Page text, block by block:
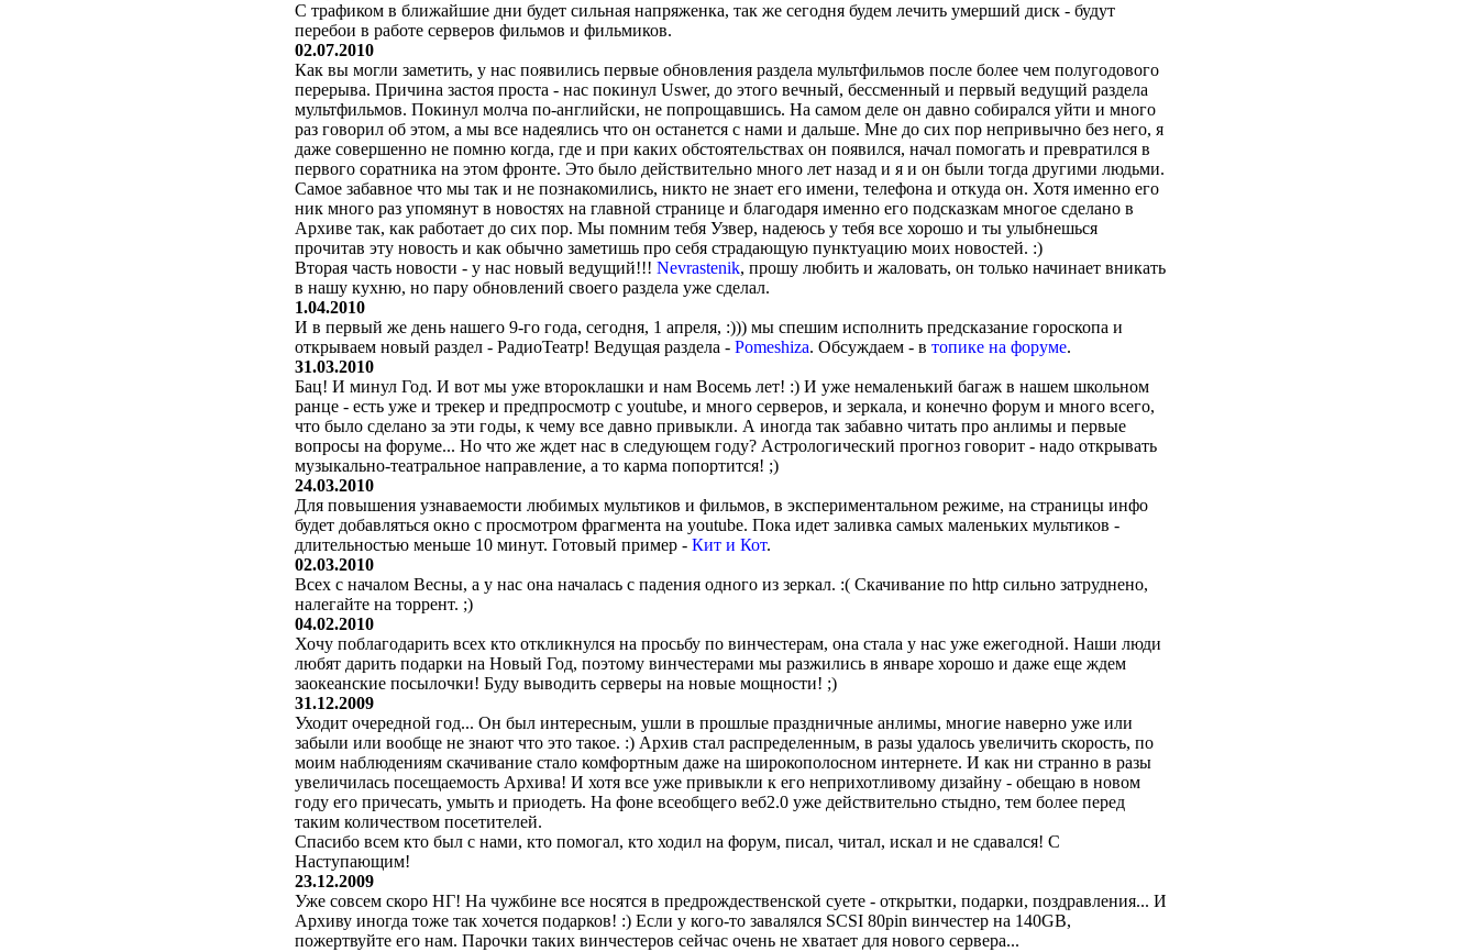
С трафиком в ближайшие дни будет сильная напряженка, так же сегодня будем лечить умерший диск - будут
перебои в работе серверов фильмов и фильмиков.
02.07.2010
Как вы могли заметить, у нас появились первые обновления раздела мультфильмов после более чем полугодового
перерыва. Причина застоя проста - нас покинул Uswer, до этого вечный, бессменный и первый ведущий раздела
мультфильмов. Покинул молча по-английски, не попрощавшись. На самом деле он давно собирался уйти и много
раз говорил об этом, а мы все надеялись что он останется с нами и дальше. Мне до сих пор непривычно без него, я
даже совершенно не помню когда, где и при каких обстоятельствах он появился, начал помогать и превратился в
первого соратника на этом фронте. Это было действительно много лет назад и я и он были тогда другими людьми.
Самое забавное что мы так и не познакомились, никто не знает его имени, телефона и откуда он. Хотя именно его
ник много раз упомянут в новостях на главной странице и благодаря именно его подсказкам многое сделано в
Архиве так, как работает до сих пор. Мы помним тебя Узвер, надеюсь у тебя все хорошо и ты улыбнешься
прочитав эту новость и как обычно заметишь про себя страдающую пунктуацию моих новостей. :)
Вторая часть новости - у нас новый ведущий!!! Nevrastenik, прошу любить и жаловать, он только начинает вникать
в нашу кухню, но пару обновлений своего раздела уже сделал.
1.04.2010
И в первый же день нашего 9-го года, сегодня, 1 апреля, :))) мы спешим исполнить предсказание гороскопа и
открываем новый раздел - РадиоТеатр! Ведущая раздела - Pomeshiza. Обсуждаем - в топике на форуме.
31.03.2010
Бац! И минул Год. И вот мы уже второклашки и нам Восемь лет! :) И уже немаленький багаж в нашем школьном
ранце - есть уже и трекер и предпросмотр с youtube, и много серверов, и зеркала, и конечно форум и много всего,
что было сделано за эти годы, к чему все давно привыкли. А иногда так забавно читать про анлимы и первые
вопросы на форуме... Но что же ждет нас в следующем году? Астрологический прогноз говорит - надо открывать
музыкально-театральное направление, а то карма попортится! ;)
24.03.2010
Для повышения узнаваемости любимых мультиков и фильмов, в экспериментальном режиме, на страницы инфо
будет добавляться окно с просмотром фрагмента на youtube. Пока идет заливка самых маленьких мультиков -
длительностью меньше 10 минут. Готовый пример - Кит и Кот.
02.03.2010
Всех с началом Весны, а у нас она началась с падения одного из зеркал. :( Скачивание по http сильно затруднено,
налегайте на торрент. ;)
04.02.2010
Хочу поблагодарить всех кто откликнулся на просьбу по винчестерам, она стала у нас уже ежегодной. Наши люди
любят дарить подарки на Новый Год, поэтому винчестерами мы разжились в январе хорошо и даже еще ждем
заокеанские посылочки! Буду выводить серверы на новые мощности! ;)
31.12.2009
Уходит очередной год... Он был интересным, ушли в прошлые праздничные анлимы, многие наверно уже или
забыли или вообще не знают что это такое. :) Архив стал распределенным, в разы удалось увеличить скорость, по
моим наблюдениям скачивание стало комфортным даже на широкополосном интернете. И как ни странно в разы
увеличилась посещаемость Архива! И хотя все уже привыкли к его неприхотливому дизайну - обещаю в новом
году его причесать, умыть и приодеть. На фоне всеобщего веб2.0 уже действительно стыдно, тем более перед
таким количеством посетителей.
Спасибо всем кто был с нами, кто помогал, кто ходил на форум, писал, читал, искал и не сдавался! С
Наступающим!
23.12.2009
Уже совсем скоро НГ! На чужбине все носятся в предрождественской суете - открытки, подарки, поздравления... И
Архиву иногда тоже так хочется подарков! :) Если у кого-то завалялся SCSI 80pin винчестер на 140GB,
пожертвуйте его нам. Парочки таких винчестеров сейчас очень не хватает для нового сервера...